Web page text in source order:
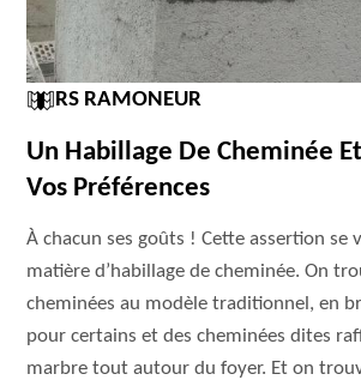
RS RAMONEUR
Un Habillage De Cheminée
Vos Préférences
À chacun ses goûts ! Cette assertion se
matière d’habillage de cheminée. On
cheminées au modèle traditionnel, en
pour certains et des cheminées dites
marbre tout autour du foyer. Et on